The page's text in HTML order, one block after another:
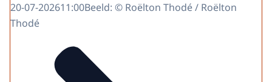
20-07-202611:00Beeld: © Roëlton Thodé / Roëlton
Thodé